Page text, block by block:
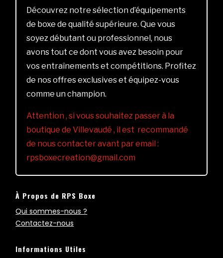
Découvrez notre sélection d’équipements
de boxe de qualité supérieure. Que vous
soyez débutant ou professionnel, nous
avons tout ce dont vous avez besoin pour
vos entraînements et compétitions. Profitez
de nos offres exclusives et équipez-vous
comme un champion.
Attention , si vous souhaitez passer à la
boutique de Villevaudé , il est recommandé
de nous contacter avant par email :
rpsboxecreation@gmail.com
À Propos de RPS Boxe
Qui sommes-nous ?
Contactez-nous
Informations Utiles